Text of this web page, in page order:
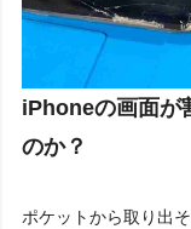
iPhoneの画面が
のか？
ポケットから取り出